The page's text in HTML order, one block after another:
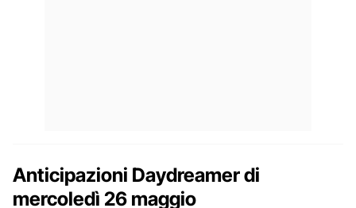
Anticipazioni Daydreamer di
mercoledì 26 maggio